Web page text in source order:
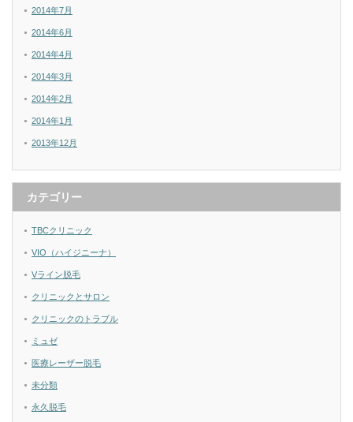
2014年7月
2014年6月
2014年4月
2014年3月
2014年2月
2014年1月
2013年12月
カテゴリー
TBCクリニック
VIO（ハイジニーナ）
Vライン脱毛
クリニックとサロン
クリニックのトラブル
ミュゼ
医療レーザー脱毛
未分類
永久脱毛